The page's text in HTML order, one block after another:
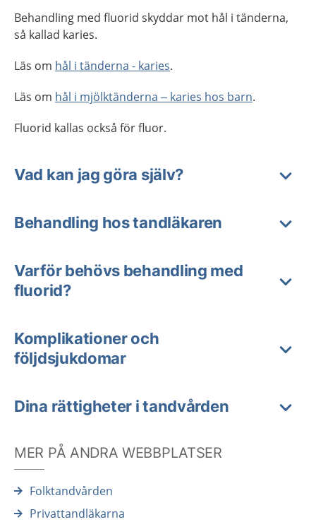
Behandling med fluorid skyddar mot hål i tänderna,
så kallad karies.
Läs om hål i tänderna - karies.
Läs om hål i mjölktänderna – karies hos barn.
Fluorid kallas också för fluor.
Vad kan jag göra själv?
Behandling hos tandläkaren
Varför behövs behandling med
fluorid?
Komplikationer och
följdsjukdomar
Dina rättigheter i tandvården
MER PÅ ANDRA WEBBPLATSER
Folktandvården
Privattandläkarna